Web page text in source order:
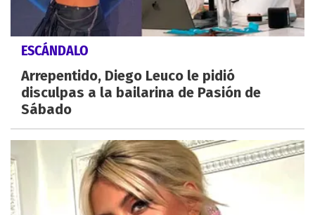
ESCÁNDALO
Arrepentido, Diego Leuco le pidió
disculpas a la bailarina de Pasión de
Sábado